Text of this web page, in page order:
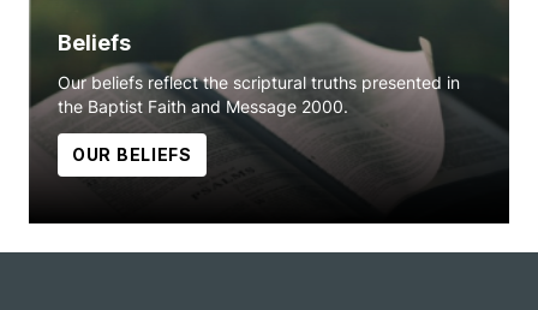
Beliefs
Our beliefs reflect the scriptural truths presented in
the Baptist Faith and Message 2000.
OUR BELIEFS